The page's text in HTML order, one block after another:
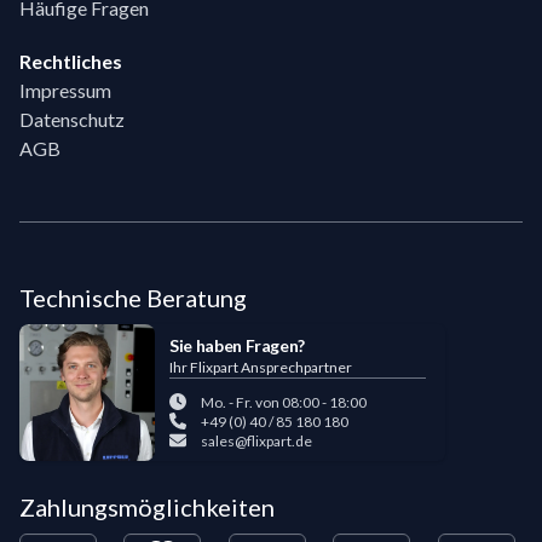
Häufige Fragen
Rechtliches
Impressum
Datenschutz
AGB
Technische Beratung
Sie haben Fragen?
Ihr Flixpart Ansprechpartner
Mo. - Fr. von 08:00 - 18:00
+49 (0) 40 / 85 180 180
sales@flixpart.de
Zahlungsmöglichkeiten